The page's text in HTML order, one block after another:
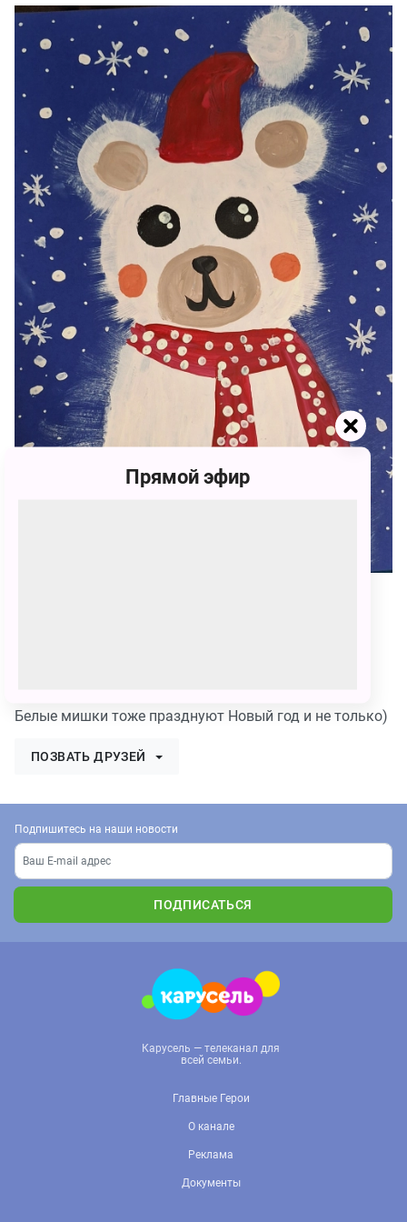
Белые мишки тоже празднуют Новый год и не только)
ПОЗВАТЬ ДРУЗЕЙ
Подпишитесь на наши новости
ПОДПИСАТЬСЯ
Карусель — телеканал для
всей семьи.
Главные Герои
О канале
Реклама
Документы
Прямой эфир